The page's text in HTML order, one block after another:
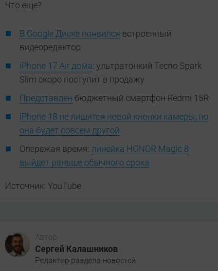
Что еще?
В Google Диске появился встроенный
видеоредактор
iPhone 17 Air дома: ультратонкий Tecno Spark
Slim скоро поступит в продажу
Представлен бюджетный смартфон Redmi 15R
iPhone 18 не лишится новой кнопки камеры, но
она будет совсем другой
Опережая время: линейка HONOR Magic 8
выйдет раньше обычного срока
Источник: YouTube
Автор
Сергей Калашников
Редактор раздела новостей